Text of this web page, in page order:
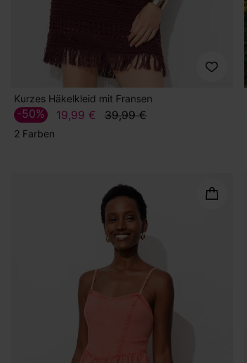
Kurzes Häkelkleid mit Fransen
19,99 € 39,99 €
-50%
2 Farben